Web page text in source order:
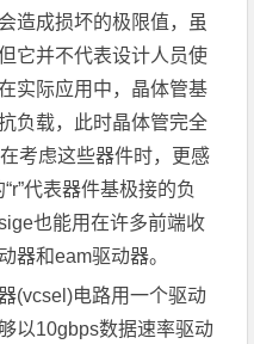
造成损坏的极限值，虽
它并不代表设计人员使
实际应用中，晶体管基
负载，此时晶体管完全
考虑这些器件时，更感
代表器件基极接的负
也能用在许多前端收
器和eam驱动器。
电路用一个驱动
以10gbps数据速率驱动